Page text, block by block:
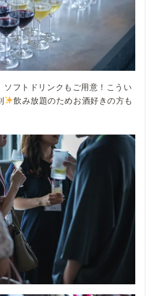
ソフトドリンクもご用意！こうい
飲み放題のためお酒好きの方も